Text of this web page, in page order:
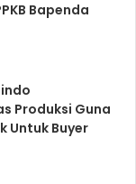
Bapenda
Produksi Guna
Untuk Buyer